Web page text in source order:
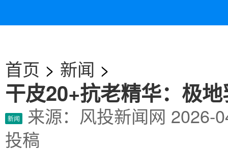
首页 > 新闻 >
干皮20+抗老精华：极
新闻 来源：风投新闻网 2026-
投稿